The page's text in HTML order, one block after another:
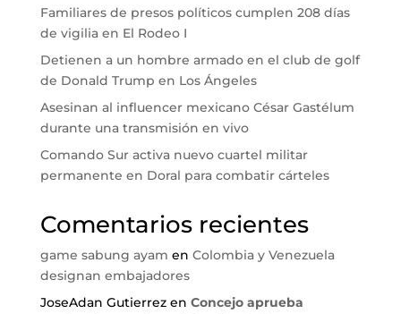
Familiares de presos políticos cumplen 208 días
de vigilia en El Rodeo I
Detienen a un hombre armado en el club de golf
de Donald Trump en Los Ángeles
Asesinan al influencer mexicano César Gastélum
durante una transmisión en vivo
Comando Sur activa nuevo cuartel militar
permanente en Doral para combatir cárteles
Comentarios recientes
game sabung ayam en Colombia y Venezuela
designan embajadores
JoseAdan Gutierrezen Concejo aprueba